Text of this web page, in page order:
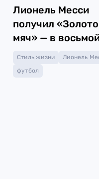
Лионель Месси
получил
мяч» — в
Стиль жизни
Лионель
футбол